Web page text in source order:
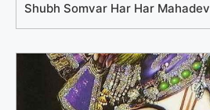
Shubh Somvar Har Har Mahadev